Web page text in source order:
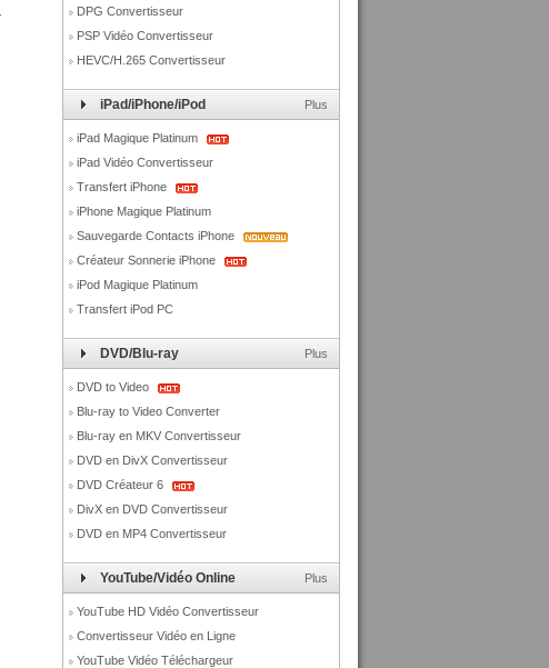
DPG Convertisseur
PSP Vidéo Convertisseur
HEVC/H.265 Convertisseur
iPad/iPhone/iPod Plus
iPad Magique Platinum
iPad Vidéo Convertisseur
Transfert iPhone
iPhone Magique Platinum
Sauvegarde Contacts iPhone
Créateur Sonnerie iPhone
iPod Magique Platinum
Transfert iPod PC
DVD/Blu-ray Plus
DVD to Video
Blu-ray to Video Converter
Blu-ray en MKV Convertisseur
DVD en DivX Convertisseur
DVD Créateur 6
DivX en DVD Convertisseur
DVD en MP4 Convertisseur
YouTube/Vidéo Online Plus
YouTube HD Vidéo Convertisseur
Convertisseur Vidéo en Ligne
YouTube Vidéo Téléchargeur